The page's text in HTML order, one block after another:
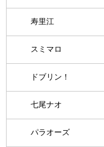
寿里江
スミマロ
ドブリン！
七尾ナオ
パラオーズ